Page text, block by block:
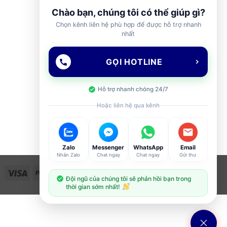
Visa PayPal Stripe MasterCard
Cash
On
Delivery
Chào bạn, chúng tôi có thể giúp gì?
Chọn kênh liên hệ phù hợp để được hỗ trợ nhanh
nhất
GỌI HOTLINE
Hỗ trợ nhanh chóng 24/7
Hoặc liên hệ qua kênh
Zalo
Nhắn Zalo
Messenger
Chat ngay
WhatsApp
Chat ngay
Email
Gửi thư
Đội ngũ của chúng tôi sẽ phản hồi bạn trong
thời gian sớm nhất!